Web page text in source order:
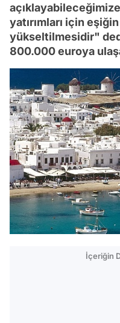
yatırımları için
yükseltilmesidir"
800.000 euroya
İçeriğin